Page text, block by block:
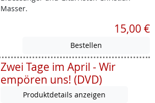
Masser.
15,00 €
Zwei Tage im April - Wir
empören uns! (DVD)
Produktdetails anzeigen